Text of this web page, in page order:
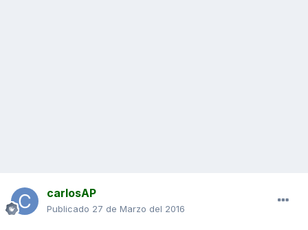
carlosAP
Publicado 27 de Marzo del 2016